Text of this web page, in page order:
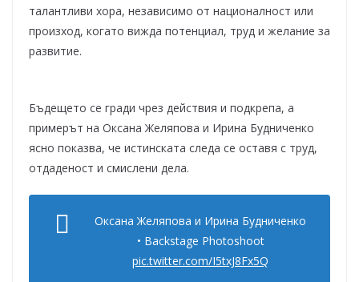
талантливи хора, независимо от националност или
произход, когато вижда потенциал, труд и желание за
развитие.
Бъдещето се гради чрез действия и подкрепа, а
примерът на Оксана Желяпова и Ирина Будниченко
ясно показва, че истинската следа се оставя с труд,
отдаденост и смислени дела.
Оксана Желяпова и Ирина Будниченко
• Backstage Photoshoot
pic.twitter.com/I5txJ8Fx5Q